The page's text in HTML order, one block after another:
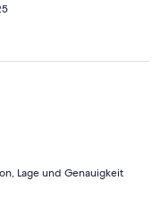
Lage und Genauigkeit